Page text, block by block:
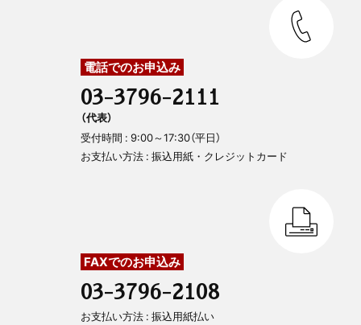
電話でのお申込み
03-3796-2111
（代表）
受付時間 : 9:00～17:30（平日）
お支払い方法 : 振込用紙・クレジットカード
FAXでのお申込み
03-3796-2108
お支払い方法 : 振込用紙払い